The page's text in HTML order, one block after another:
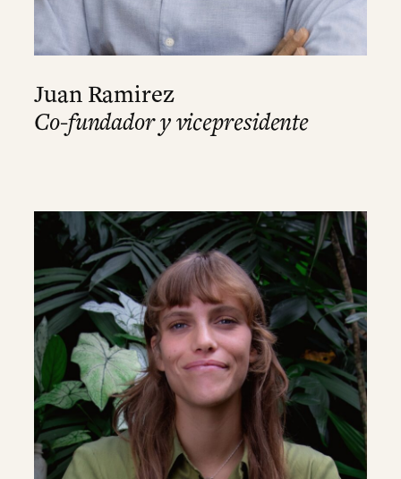
Juan Ramirez
Co-fundador y vicepresidente